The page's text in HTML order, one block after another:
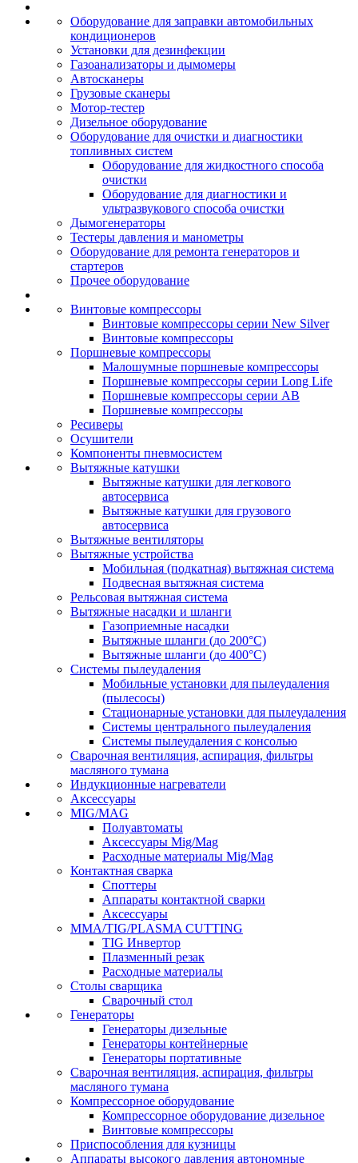
Оборудование для заправки автомобильных
кондиционеров
Установки для дезинфекции
Газоанализаторы и дымомеры
Автосканеры
Грузовые сканеры
Мотор-тестер
Дизельное оборудование
Оборудование для очистки и диагностики
топливных систем
Оборудование для жидкостного способа
очистки
Оборудование для диагностики и
ультразвукового способа очистки
Дымогенераторы
Тестеры давления и манометры
Оборудование для ремонта генераторов и
стартеров
Прочее оборудование
Винтовые компрессоры
Винтовые компрессоры серии New Silver
Винтовые компрессоры
Поршневые компрессоры
Малошумные поршневые компрессоры
Поршневые компрессоры серии Long Life
Поршневые компрессоры серии AB
Поршневые компрессоры
Ресиверы
Осушители
Компоненты пневмосистем
Вытяжные катушки
Вытяжные катушки для легкового
автосервиса
Вытяжные катушки для грузового
автосервиса
Вытяжные вентиляторы
Вытяжные устройства
Мобильная (подкатная) вытяжная система
Подвесная вытяжная система
Рельсовая вытяжная система
Вытяжные насадки и шланги
Газоприемные насадки
Вытяжные шланги (до 200°C)
Вытяжные шланги (до 400°C)
Системы пылеудаления
Мобильные установки для пылеудаления
(пылесосы)
Стационарные установки для пылеудаления
Системы центрального пылеудаления
Системы пылеудаления с консолью
Сварочная вентиляция, аспирация, фильтры
масляного тумана
Индукционные нагреватели
Аксессуары
MIG/MAG
Полуавтоматы
Аксессуары Mig/Mag
Расходные материалы Mig/Mag
Контактная сварка
Споттеры
Аппараты контактной сварки
Аксессуары
MMA/TIG/PLASMA CUTTING
TIG Инвертор
Плазменный резак
Расходные материалы
Столы сварщика
Сварочный стол
Генераторы
Генераторы дизельные
Генераторы контейнерные
Генераторы портативные
Сварочная вентиляция, аспирация, фильтры
масляного тумана
Компрессорное оборудование
Компрессорное оборудование дизельное
Винтовые компрессоры
Приспособления для кузницы
Аппараты высокого давления автономные